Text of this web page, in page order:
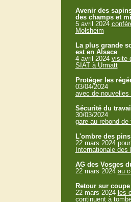
Avenir des
des champs et
5 avril 2024
Molsheim
La plus grande
est en Alsace
4 avril 2024 visite
SIAT à Urmatt
Protéger les
03/04/2024
avec de nouvelles
Sécurité du
30/03/2024
gare au rebond de
L'ombre des
22 mars 2024
Internationale des
AG des Vosges
22 mars 2024 au
Retour sur coupe
22 mars 2024 les
continuent à